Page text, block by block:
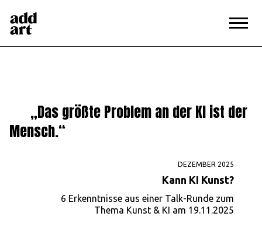
Magazin
„Das größte Problem an der KI ist der
Mensch.“
DEZEMBER 2025
Kann KI Kunst?
6 Erkenntnisse aus einer Talk-Runde zum
Thema Kunst & KI am 19.11.2025